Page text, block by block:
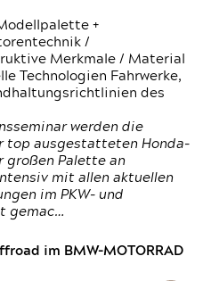
+
/
Merkmale / Material
Technologien Fahrwerke,
des
werden die
top ausgestatteten Honda-
großen Palette an
mit allen aktuellen
im PKW- und
gemac…
im BMW-MOTORRAD